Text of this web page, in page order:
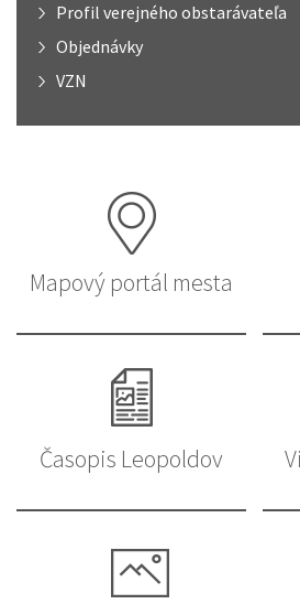
Profil verejného obstarávateľa
Objednávky
VZN
Mapový portál mesta
Časopis Leopoldov